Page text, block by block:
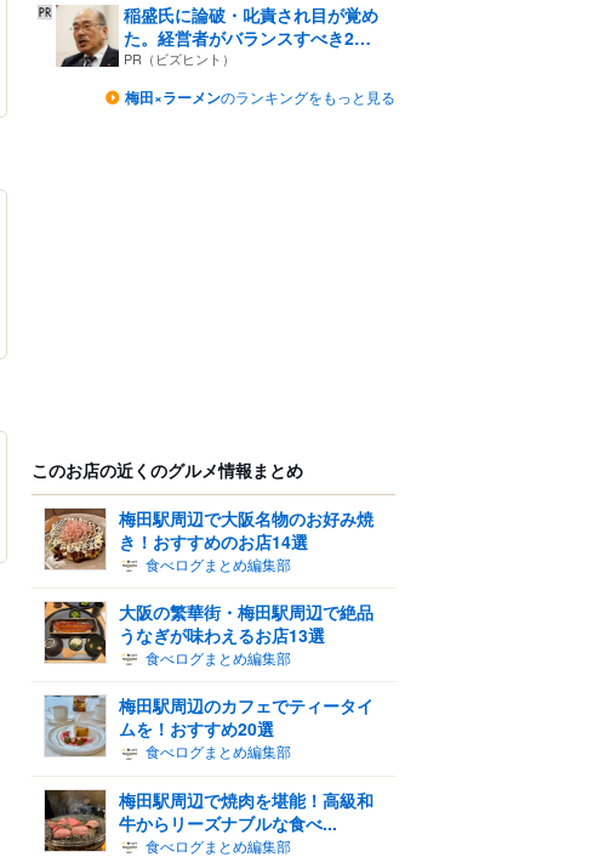
稲盛氏に論破・叱責され目が覚め
た。経営者がバランスすべき2
つ...
PR（ビズヒント）
梅田×ラーメンのランキングをもっと見る
このお店の近くのグルメ情報まとめ
梅田駅周辺で大阪名物のお好み焼
き！おすすめのお店14選
食べログまとめ編集部
大阪の繁華街・梅田駅周辺で絶品
うなぎが味わえるお店13選
食べログまとめ編集部
梅田駅周辺のカフェでティータイ
ムを！おすすめ20選
食べログまとめ編集部
梅田駅周辺で焼肉を堪能！高級和
牛からリーズナブルな食べ...
食べログまとめ編集部